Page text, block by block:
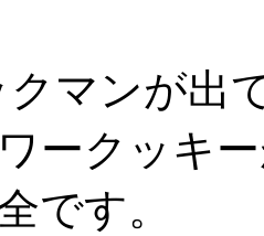
マンが出
ークッキ
です。